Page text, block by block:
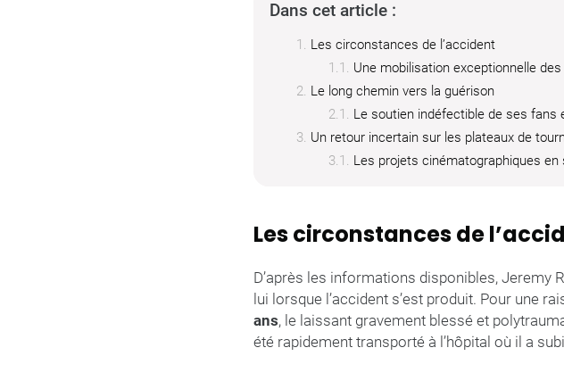
Dans cet article :
Les circonstances de l’accident
Une mobilisation exceptionnelle
Le long chemin vers la guérison
Le soutien indéfectible de ses fans
Un retour incertain sur les plateaux de
Les projets cinématographiques en
Les circonstances de
D’après les informations disponibles, Jeremy
lui lorsque l’accident s’est produit. Pour une
ans, le laissant gravement blessé et
été rapidement transporté à l’hôpital où il a